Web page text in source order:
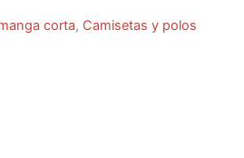
corta, Camisetas y polos